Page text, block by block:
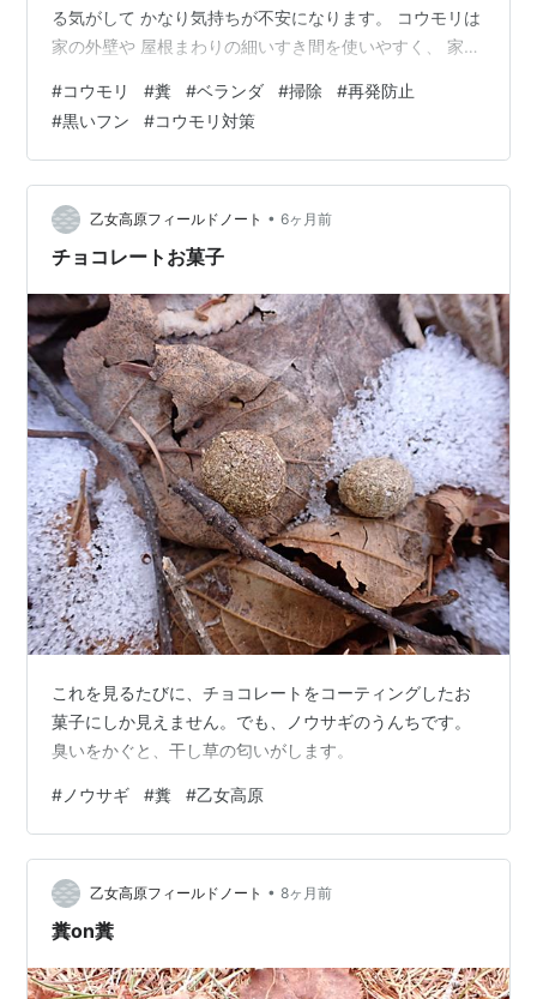
る気がして かなり気持ちが不安になります。 コウモリは
家の外壁や 屋根まわりの細いすき間を使いやすく、 家の
あります。 掃除だけで終わらせると、 また同じことが起
こる可能性が高いです。 この記事では、 ベランダに落ち
る コウモリのフンをどう掃除するか、 そしてまた落ちな
いようにするために どこを見直せばいいのかを、 順番に
解説します。 ベランダに落ちる黒いフンはコウモリのサ
インにな…
#コウモリ #糞 #ベランダ #掃除 #再発防止
#黒いフン #コウモリ対策
乙女高原フィールドノート • 6ヶ月前
チョコレートお菓子
これを見るたびに、チョコレートをコーティングしたお
菓子にしか見えません。でも、ノウサギのうんちです。
臭いをかぐと、干し草の匂いがします。
# ノウサギ #糞 #乙女高原
乙女高原フィールドノート • 8ヶ月前
糞on糞